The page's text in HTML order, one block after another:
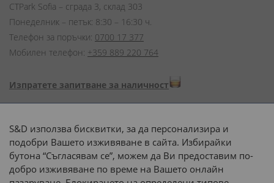
CTPark Sofia – сграда 3, склад 303
Понеделник – петък: 8:30 – 16:30 ч.
Телефон за поръчки: 0700 17 377
Мобилен телефон: +359 889 220 764
Изпратете запитване за наличност
Начини на плащане:
S&D използва бисквитки, за да персонализира и
подобри Вашето изживяване в сайта. Избирайки
бутона “Съгласявам се”, можем да Ви предоставим по-
добро изживяване по време на Вашето онлайн